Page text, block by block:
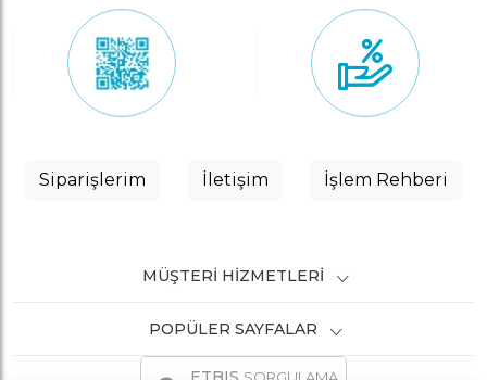
Siparişlerim İletişim İşlem Rehberi
MÜŞTERI HIZMETLERI
POPÜLER SAYFALAR